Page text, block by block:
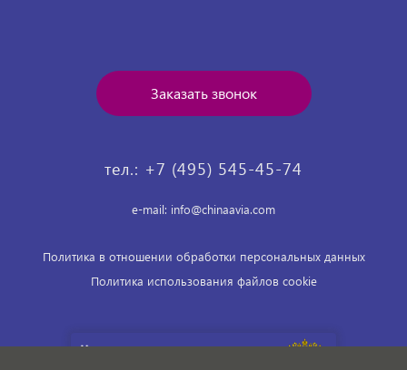
Заказать звонок
тел.: +7 (495) 545-45-74
e-mail: info@chinaavia.com
Политика в отношении обработки персональных данных
Политика использования файлов cookie